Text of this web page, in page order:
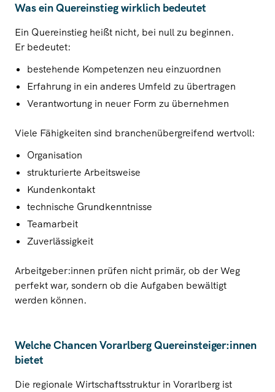
Was ein Quereinstieg wirklich bedeutet
Ein Quereinstieg heißt nicht, bei null zu beginnen.
Er bedeutet:
bestehende Kompetenzen neu einzuordnen
Erfahrung in ein anderes Umfeld zu übertragen
Verantwortung in neuer Form zu übernehmen
Viele Fähigkeiten sind branchenübergreifend wertvoll:
Organisation
strukturierte Arbeitsweise
Kundenkontakt
technische Grundkenntnisse
Teamarbeit
Zuverlässigkeit
Arbeitgeber:innen prüfen nicht primär, ob der Weg
perfekt war, sondern ob die Aufgaben bewältigt
werden können.
Welche Chancen VorarlbergQuereinsteiger:innen
bietet
Die regionale Wirtschaftsstruktur in Vorarlberg ist